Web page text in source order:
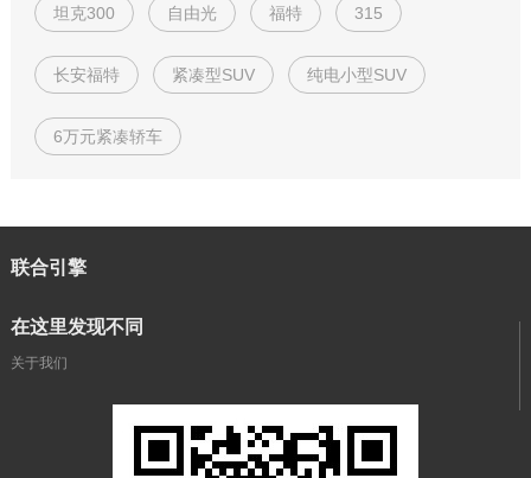
坦克300 自由光 福特 315
长安福特 紧凑型SUV 纯电小型SUV
6万元紧凑轿车
联合引擎
在这里发现不同
关于我们